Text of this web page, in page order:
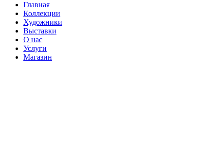
Главная
Коллекции
Художники
Выставки
О нас
Услуги
Магазин